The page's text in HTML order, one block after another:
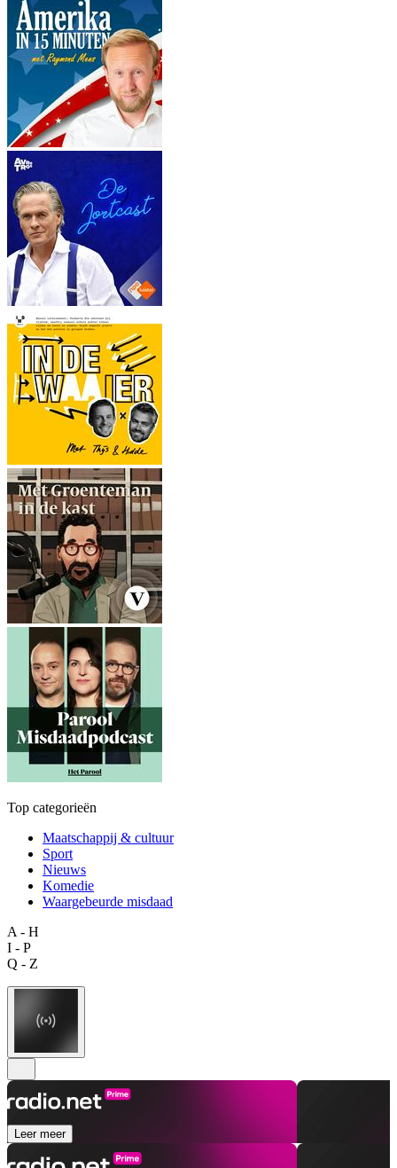
Top categorieën
Maatschappij & cultuur
Sport
Nieuws
Komedie
Waargebeurde misdaad
A - H
I - P
Q - Z
Leer meer